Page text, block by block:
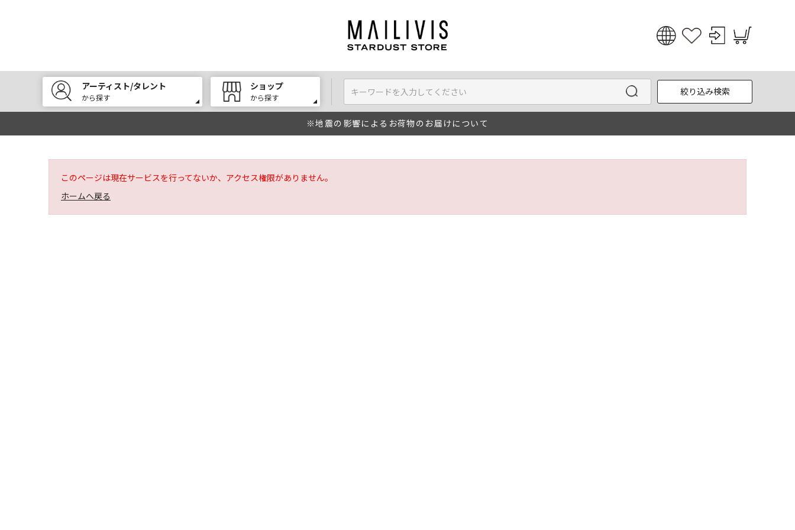
English
한국어
アーティスト/タレント
から探す
ショップ
から探す
絞り込み検索
※地震の影響によるお荷物のお届けについて
このページは現在サービスを行ってないか、アクセス権限がありません。
ホームへ戻る